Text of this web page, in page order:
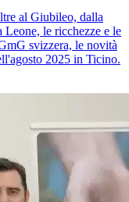
al Giubileo, dalla
Leone, le ricchezze e le
svizzera, le novità
2025 in Ticino.